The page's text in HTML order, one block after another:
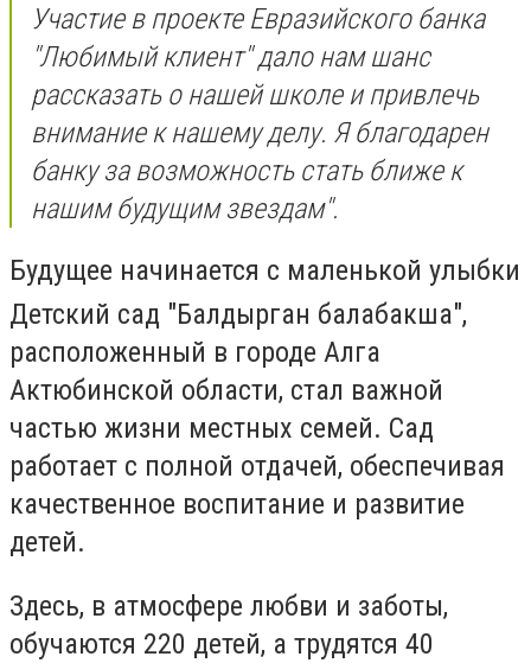
Участие в проекте Евразийского банка
"Любимый клиент" дало нам шанс
рассказать о нашей школе и привлечь
внимание к нашему делу. Я благодарен
банку за возможность стать ближе к
нашим будущим звездам".
Будущее начинается с маленькой улыбки
Детский сад "Балдырган балабакша",
расположенный в городе Алга
Актюбинской области, стал важной
частью жизни местных семей. Сад
работает с полной отдачей, обеспечивая
качественное воспитание и развитие
детей.
Здесь, в атмосфере любви и заботы,
обучаются 220 детей, а трудятся 40